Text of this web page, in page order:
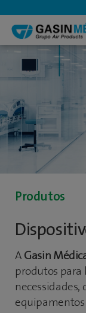
Produtos
A Gasin
produtos para
necessidades,
equipamentos